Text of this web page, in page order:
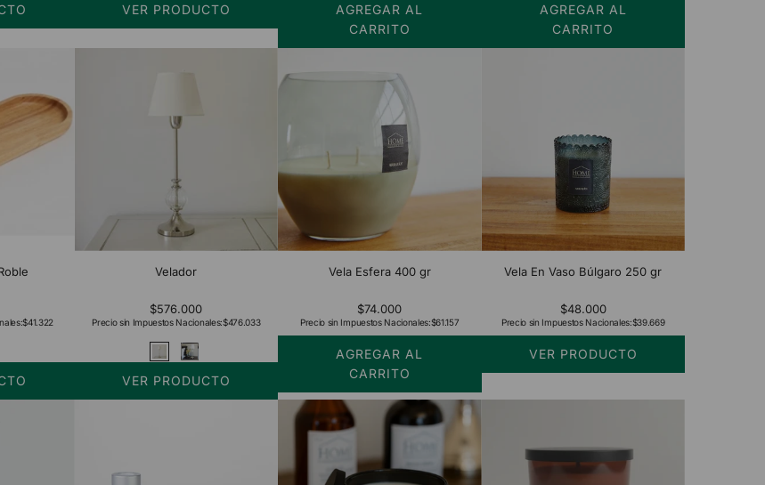
VER PRODUCTO
AGREGAR AL
CARRITO
Bandeja
Chiang
carrito
AGREGAR AL
CARRITO
$41.322
Velador
$576.000
Precio sin Impuestos Nacionales:$476.033
VER PRODUCTO
Vela Esfera 400 gr
$74.000
Precio sin Impuestos Nacionales:$61.157
AGREGAR AL
CARRITO
Añadir
Vela
Esfera
gr
Vela En Vaso Búlgaro 250 gr
$48.000
Precio sin Impuestos Nacionales:$39.669
VER PRODUCTO